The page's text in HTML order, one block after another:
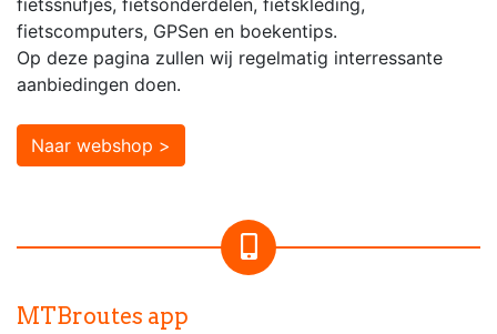
fietssnufjes, fietsonderdelen, fietskleding,
fietscomputers, GPSen en boekentips.
Op deze pagina zullen wij regelmatig interressante
aanbiedingen doen.
Naar webshop >
MTBroutes app